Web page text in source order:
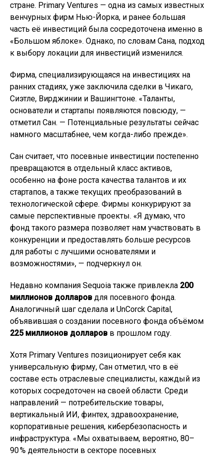
стране. Primary Ventures — одна из самых известных
венчурных фирм Нью-Йорка, и ранее большая
часть её инвестиций была сосредоточена именно в
«Большом яблоке». Однако, по словам Сана, подход
к выбору локации для инвестиций изменился.
Фирма, специализирующаяся на инвестициях на
ранних стадиях, уже заключила сделки в Чикаго,
Сиэтле, Вирджинии и Вашингтоне. «Таланты,
основатели и стартапы появляются повсюду, —
отметил Сан. — Потенциальные результаты сейчас
намного масштабнее, чем когда-либо прежде».
Сан считает, что посевные инвестиции постепенно
превращаются в отдельный класс активов,
особенно на фоне роста качества талантов и их
стартапов, а также текущих преобразований в
технологической сфере. Фирмы конкурируют за
самые перспективные проекты. «Я думаю, что
фонд такого размера позволяет нам участвовать в
конкуренции и предоставлять больше ресурсов
для работы с лучшими основателями и
возможностями», — подчеркнул он.
Недавно компания Sequoia также привлекла 200
миллионов долларов для посевного фонда.
Аналогичный шаг сделала и UnCorck Capital,
объявившая о создании посевного фонда объёмом
225 миллионов долларов в прошлом году.
Хотя Primary Ventures позиционирует себя как
универсальную фирму, Сан отметил, что в её
составе есть отраслевые специалисты, каждый из
которых сосредоточен на своей области. Среди
направлений — потребительские товары,
вертикальный ИИ, финтех, здравоохранение,
корпоративные решения, кибербезопасность и
инфраструктура. «Мы охватываем, вероятно, 80–
90 % деятельности в секторе посевных